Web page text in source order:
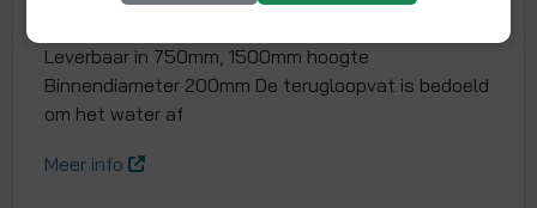
Leverbaar in 750mm, 1500mm hoogte
Binnendiameter 200mm De terugloopvat is bedoeld
om het water af
Meer info